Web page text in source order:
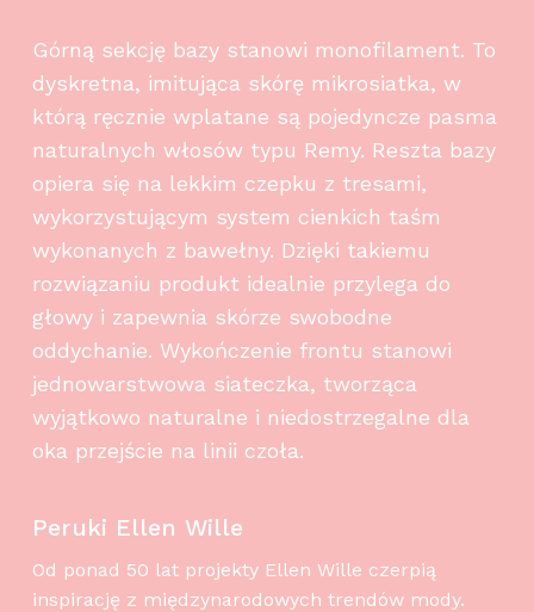
Górną sekcję bazy stanowi monofilament. To
dyskretna, imitująca skórę mikrosiatka, w
którą ręcznie wplatane są pojedyncze pasma
naturalnych włosów typu Remy. Reszta bazy
opiera się na lekkim czepku z tresami,
wykorzystującym system cienkich taśm
wykonanych z bawełny. Dzięki takiemu
rozwiązaniu produkt idealnie przylega do
głowy i zapewnia skórze swobodne
oddychanie. Wykończenie frontu stanowi
jednowarstwowa siateczka, tworząca
wyjątkowo naturalne i niedostrzegalne dla
oka przejście na linii czoła.
Peruki Ellen Wille
Od ponad 50 lat projekty Ellen Wille czerpią
inspirację z międzynarodowych trendów mody.